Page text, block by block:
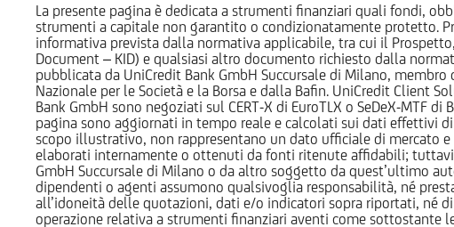
La presente pagina è dedicata a strumenti finanziari quali fondi,
strumenti a capitale non garantito o condizionatamente protetto.
informativa prevista dalla normativa applicabile, tra cui il
Document – KID) e qualsiasi altro documento richiesto dalla
pubblicata da UniCredit Bank GmbH Succursale di Milano,
Nazionale per le Società e la Borsa e dalla Bafin. UniCredit Client
Bank GmbH sono negoziati sul CERT-X di EuroTLX o SeDeX-MTF
pagina sono aggiornati in tempo reale e calcolati sui dati effettivi
scopo illustrativo, non rappresentano un dato ufficiale di mercato
elaborati internamente o ottenuti da fonti ritenute affidabili;
GmbH Succursale di Milano o da altro soggetto da quest’ultimo
dipendenti o agenti assumono qualsivoglia responsabilità, né
all’idoneità delle quotazioni, dati e/o indicatori sopra riportati, né
operazione relativa a strumenti finanziari aventi come sottostante